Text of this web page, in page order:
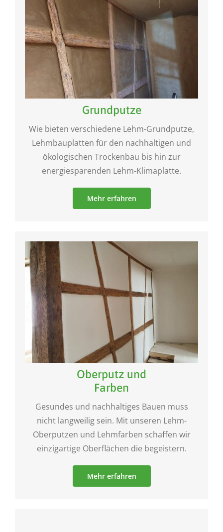
Grundputze
Wie bieten verschiedene Lehm-Grundputze,
Lehmbauplatten für den nachhaltigen und
ökologischen Trockenbau bis hin zur
energiesparenden Lehm-Klimaplatte.
Mehr erfahren
Oberputz und
Farben
Gesundes und nachhaltiges Bauen muss
nicht langweilig sein. Mit unseren Lehm-
Oberputzen und Lehmfarben schaffen wir
einzigartige Oberflächen die begeistern.
Mehr erfahren